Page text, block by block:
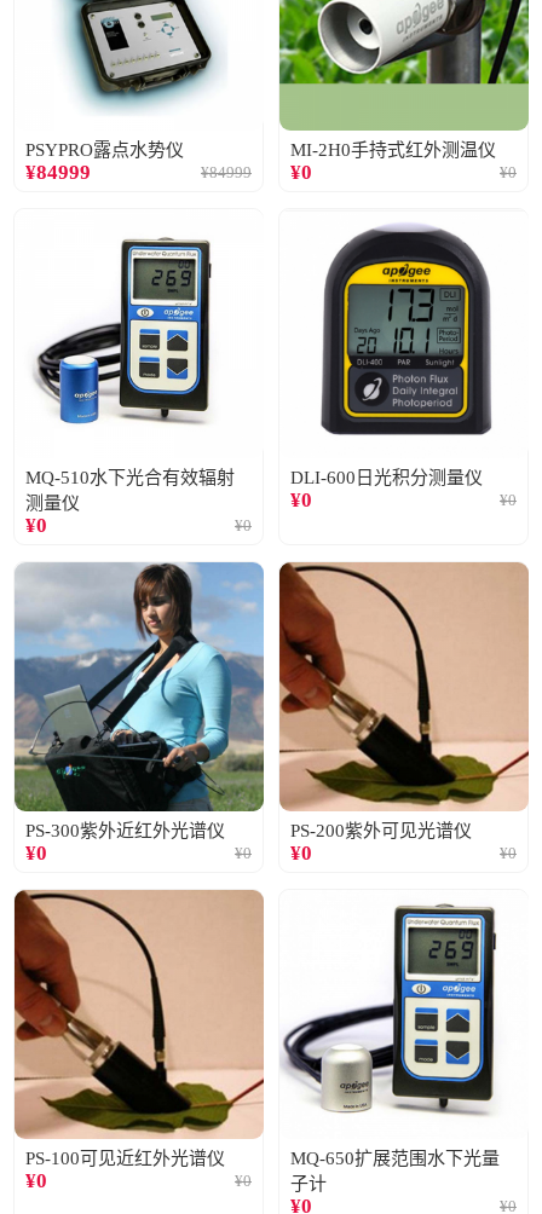
PSYPRO露点水势仪
¥84999 ¥84999
MI-2H0手持式红外测温仪
¥0 ¥0
MQ-510水下光合有效辐射
测量仪
¥0 ¥0
DLI-600日光积分测量仪
¥0 ¥0
PS-300紫外近红外光谱仪
¥0 ¥0
PS-200紫外可见光谱仪
¥0 ¥0
PS-100可见近红外光谱仪
¥0 ¥0
MQ-650扩展范围水下光量
子计
¥0 ¥0